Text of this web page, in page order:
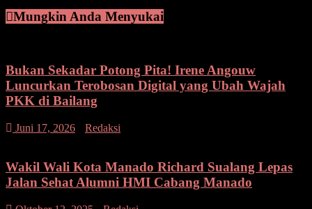
Mungkin Anda Menyukai
Bukan Sekadar Potong Pita! Irene Angouw
Luncurkan Terobosan Digital yang Ubah Wajah
PKK di Bailang
Juni 17, 2026 Redaksi
Potong
Pita!
Irene
Wakil Wali Kota Manado Richard Sualang Lepas
Jalan Sehat Alumni HMI Cabang Manado